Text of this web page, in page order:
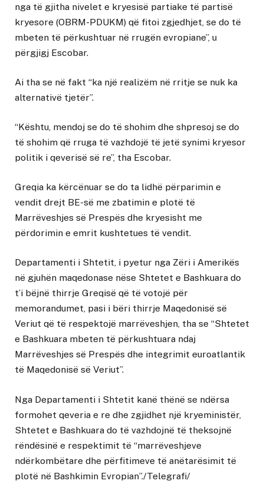
nga të gjitha nivelet e kryesisë partiake të partisë
kryesore (OBRM-PDUKM) që fitoi zgjedhjet, se do të
mbeten të përkushtuar në rrugën evropiane”, u
përgjigj Escobar.
Ai tha se në fakt “ka një realizëm në rritje se nuk ka
alternativë tjetër”.
“Kështu, mendoj se do të shohim dhe shpresoj se do
të shohim që rruga të vazhdojë të jetë synimi kryesor
politik i qeverisë së re”, tha Escobar.
Greqia ka kërcënuar se do ta lidhë përparimin e
vendit drejt BE-së me zbatimin e plotë të
Marrëveshjes së Prespës dhe kryesisht me
përdorimin e emrit kushtetues të vendit.
Departamenti i Shtetit, i pyetur nga Zëri i Amerikës
në gjuhën maqedonase nëse Shtetet e Bashkuara do
t’i bëjnë thirrje Greqisë që të votojë për
memorandumet, pasi i bëri thirrje Maqedonisë së
Veriut që të respektojë marrëveshjen, tha se “Shtetet
e Bashkuara mbeten të përkushtuara ndaj
Marrëveshjes së Prespës dhe integrimit euroatlantik
të Maqedonisë së Veriut”.
Nga Departamenti i Shtetit kanë thënë se ndërsa
formohet qeveria e re dhe zgjidhet një kryeministër,
Shtetet e Bashkuara do të vazhdojnë të theksojnë
rëndësinë e respektimit të “marrëveshjeve
ndërkombëtare dhe përfitimeve të anëtarësimit të
plotë në Bashkimin Evropian”./Telegrafi/